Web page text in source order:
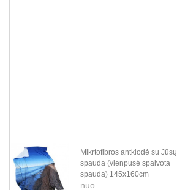
Mikrtofibros antklodė su Jūsų
spauda (vienpusė spalvota
spauda) 145x160cm
nuo